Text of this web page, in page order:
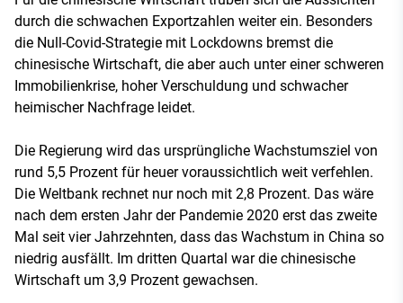
durch die schwachen Exportzahlen weiter ein. Besonders
die Null-Covid-Strategie mit Lockdowns bremst die
chinesische Wirtschaft, die aber auch unter einer schweren
Immobilienkrise, hoher Verschuldung und schwacher
heimischer Nachfrage leidet.
Die Regierung wird das ursprüngliche Wachstumsziel von
rund 5,5 Prozent für heuer voraussichtlich weit verfehlen.
Die Weltbank rechnet nur noch mit 2,8 Prozent. Das wäre
nach dem ersten Jahr der Pandemie 2020 erst das zweite
Mal seit vier Jahrzehnten, dass das Wachstum in China so
niedrig ausfällt. Im dritten Quartal war die chinesische
Wirtschaft um 3,9 Prozent gewachsen.